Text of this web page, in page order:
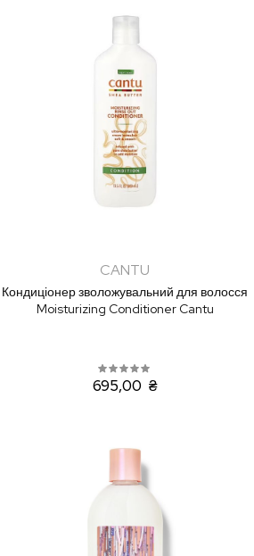
CANTU
Кондиціонер зволожувальний для волосся
Moisturizing Conditioner Cantu
695,00 ₴